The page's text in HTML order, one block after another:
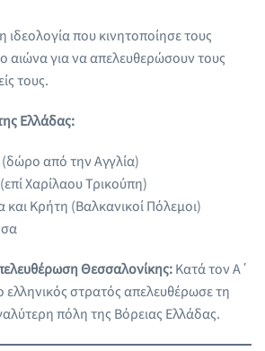
ιδεολογία που κινητοποίησε τους
αιώνα για να απελευθερώσουν τους
τους.
Ελλάδας:
από την Αγγλία)
Χαρίλαου Τρικούπη)
και Κρήτη (Βαλκανικοί Πόλεμοι)
Θεσσαλονίκης:Κατά τον Α΄
στρατός απελευθέρωσε τη
πόλη της Βόρειας Ελλάδας.